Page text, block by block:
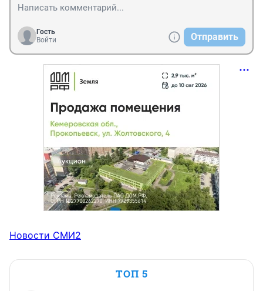
Гость
Войти
Отправить
Новости СМИ2
ТОП 5